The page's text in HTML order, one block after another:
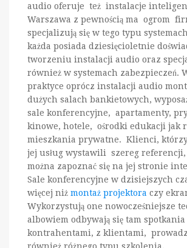
audio oferuje też instalacje
Warszawa z pewnością ma ogrom
specjalizują się w tego typu
każda posiada dziesięcioletnie
tworzeniu instalacji audio oraz
również w systemach zabezpieczeń.
praktyce oprócz instalacji audio
dużych salach bankietowych,
sale konferencyjne, apartamenty,
kinowe, hotele, ośrodki edukacji jak
mieszkania prywatne. Klienci,
jej usług wystawili szereg
można zapoznać się na jej stronie
Sale konferencyjne w dzisiejszych
więcej niż montaż projektora czy
Wykorzystują one nowocześniejsze
albowiem odbywają się tam spotkania
kontrahentami, z klientami,